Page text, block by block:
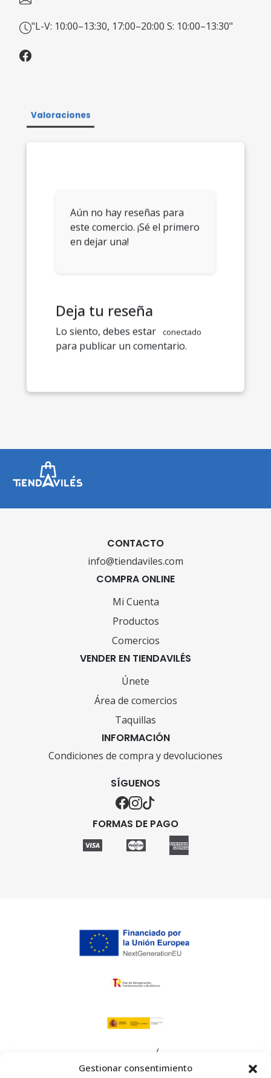
Gestionar consentimiento
"L-V: 10:00–13:30, 17:00–20:00 S: 10:00–13:30"
Valoraciones
Aún no hay reseñas para
este comercio. ¡Sé el primero
en dejar una!
Deja tu reseña
Lo siento, debes estar conectado
para publicar un comentario.
CONTACTO
info@tiendaviles.com
COMPRA ONLINE
Mi Cuenta
Productos
Comercios
VENDER EN TIENDAVILÉS
Únete
Área de comercios
Taquillas
INFORMACIÓN
Condiciones de compra y devoluciones
SÍGUENOS
FORMAS DE PAGO